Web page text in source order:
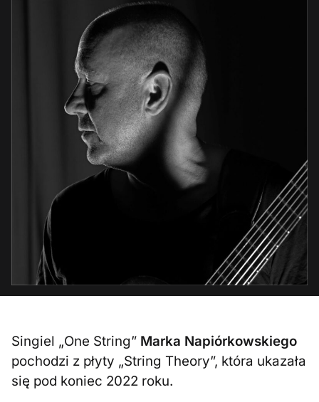
Singiel „One String” Marka Napiórkowskiego
pochodzi z płyty „String Theory”, która ukazała
się pod koniec 2022 roku.